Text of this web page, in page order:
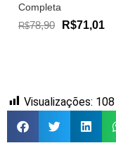
Completa
R$78,90 R$71,01
Visualizações: 108